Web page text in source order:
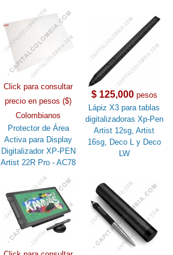
Click para consultar
precio en pesos ($)
Colombianos
Protector de Área
Activa para Display
Digitalizador XP-PEN
Artist 22R Pro - AC78
$ 125,000pesos
Lápiz X3 para tablas
digitalizadoras Xp-Pen
Artist 12sg, Artist
16sg, Deco L y Deco
LW